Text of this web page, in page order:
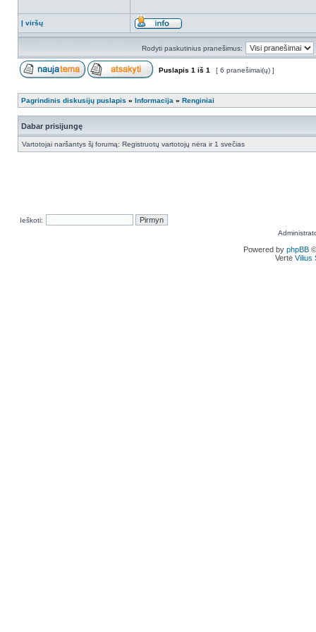
Į viršų
Rodyti paskutinius pranešimus:
Puslapis 1 iš 1 [ 6 pranešimai(ų) ]
Pagrindinis diskusijų puslapis » Informacija » Renginiai
Dabar prisijungę
Vartotojai naršantys šį forumą: Registruotų vartotojų nėra ir 1 svečias
Ieškoti:
Powered by phpBB
Vertė Vilius